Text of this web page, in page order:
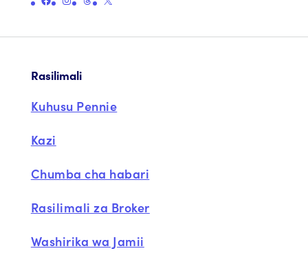
Rasilimali
Kuhusu Pennie
Kazi
Chumba cha habari
Rasilimali za Broker
Washirika wa Jamii